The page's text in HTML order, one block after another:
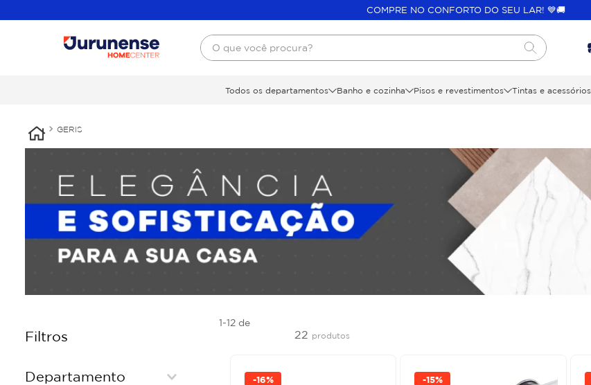
COMPRE NO CONFORTO DO SEU LAR! 💙🚚
O que você procura?
Todos os departamentos Banho e cozinha Pisos e revestimentos Tintas e acessórios
GERIS
Filtros
Departamento
1-12 de
22 produtos
-16% -15%